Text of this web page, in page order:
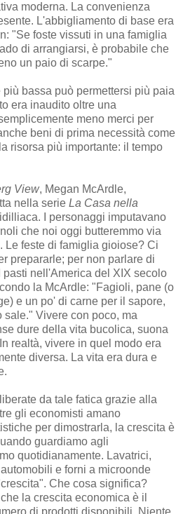
moderna. La convenienza
L'abbigliamento di base era
"Se foste vissuti in una famiglia
di arrangiarsi, è probabile che
un paio di scarpe."
bassa può permettersi più paia
era inaudito oltre una
meno merci per
beni di prima necessità come
risorsa più importante: il tempo
View, Megan McArdle,
nella serie La Casa nella
I personaggi imputavano
che noi oggi butteremmo via
Le feste di famiglia gioiose? Ci
prepararle; per non parlare di
pasti nell'America del XIX secolo
la McArdle: "Fagioli, pane (o
e un po' di carne per il sapore,
sale." Vivere con poco, ma
dure della vita bucolica, suona
realtà, vivere in quel modo era
diversa. La vita era dura e
da tale fatica grazie alla
gli economisti amano
per dimostrarla, la crescita è
guardiamo agli
quotidianamente. Lavatrici,
e forni a microonde
Che cosa significa?
la crescita economica è il